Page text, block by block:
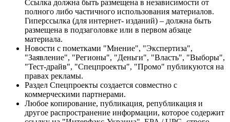
Ссылка должна быть размещена в независимости от
полного либо частичного использования материалов.
Гиперссылка (для интернет- изданий) – должна быть
размещена в подзаголовке или в первом абзаце
материала.
Новости с пометками "Мнение", "Экспертиза",
"Заявление", "Регионы", "Деньги", "Власть", "Выборы",
"Тест-драйв", "Спецпроекты", "Промо" публикуются на
правах рекламы.
Раздел Спецпроекты создается совместно с
коммерческими партнерами.
Любое копирование, публикация, републикация и
другое распространение информации, которое содержит